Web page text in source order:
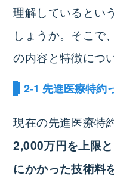
理解しているとい
しょうか。そこで
の内容と特徴につ
2-1 先進医療特約
現在の先進医療特
2,000万円を上限
にかかった技術料